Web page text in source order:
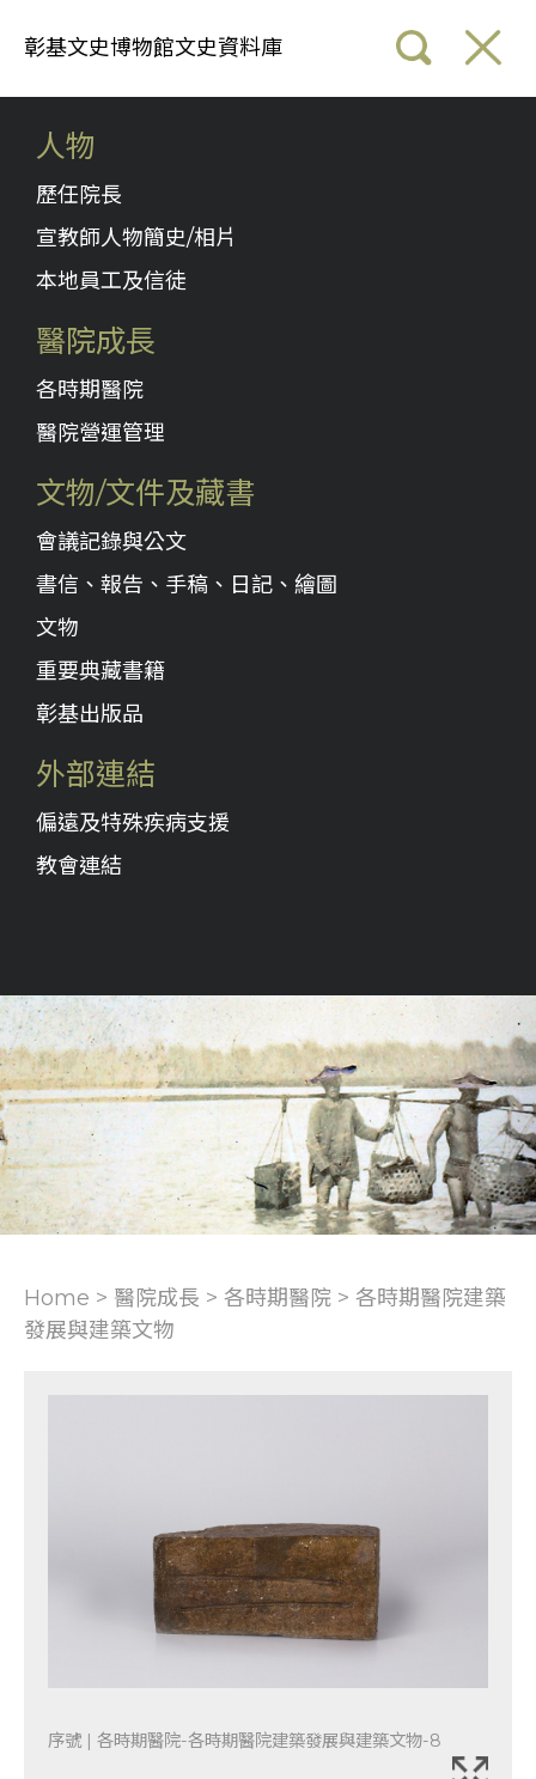
彰基文史博物館文史資料庫
人物
歷任院長
宣教師人物簡史/相片
本地員工及信徒
醫院成長
各時期醫院
醫院營運管理
文物/文件及藏書
會議記錄與公文
書信、報告、手稿、日記、繪圖
文物
重要典藏書籍
彰基出版品
外部連結
偏遠及特殊疾病支援
教會連結
Home > 醫院成長 > 各時期醫院 > 各時期醫院建築
發展與建築文物
序號 | 各時期醫院-各時期醫院建築發展與建築文物-8